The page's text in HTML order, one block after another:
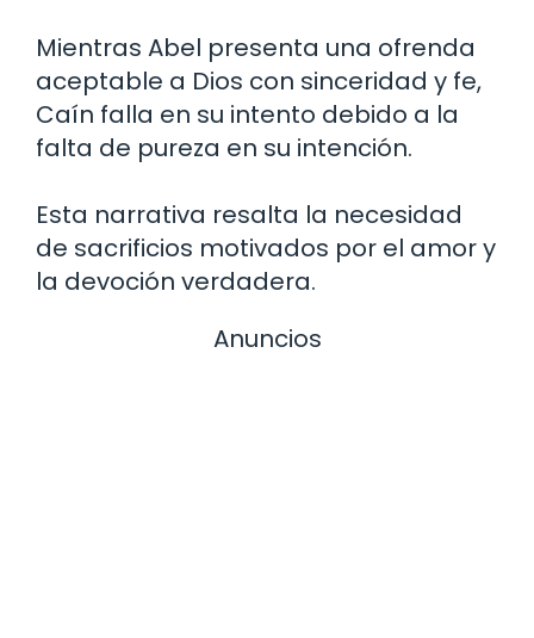
Mientras Abel presenta una ofrenda
aceptable a Dios con sinceridad y fe,
Caín falla en su intento debido a la
falta de pureza en su intención.
Esta narrativa resalta la necesidad
de sacrificios motivados por el amor y
la devoción verdadera.
Anuncios